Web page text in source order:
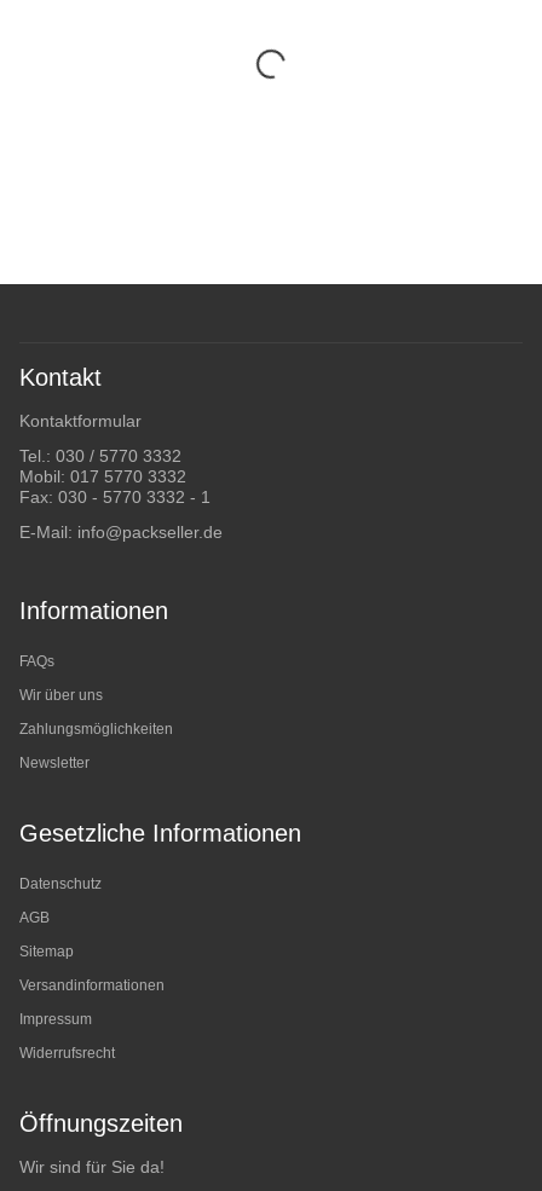
Kontakt
Kontaktformular
Tel.: 030 / 5770 3332
Mobil: 017 5770 3332
Fax: 030 - 5770 3332 - 1
E-Mail: info@packseller.de
Informationen
FAQs
Wir über uns
Zahlungsmöglichkeiten
Newsletter
Gesetzliche Informationen
Datenschutz
AGB
Sitemap
Versandinformationen
Impressum
Widerrufsrecht
Öffnungszeiten
Wir sind für Sie da!